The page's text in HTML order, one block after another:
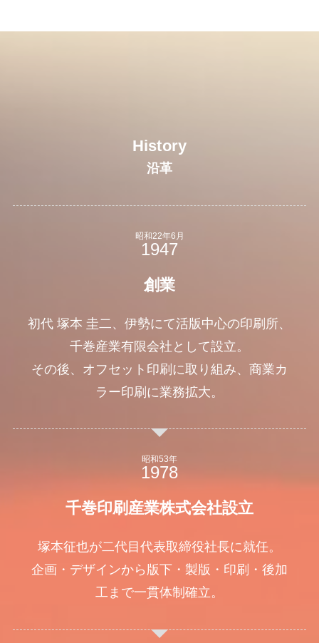
History
沿革
昭和22年6月
創業
初代 塚本 圭二、伊勢にて活版中心の印刷所、
千巻産業有限会社として設立。
その後、オフセット印刷に取り組み、商業カ
ラー印刷に業務拡大。
昭和53年
千巻印刷産業株式会社設立
塚本征也が二代目代表取締役社長に就任。
企画・デザインから版下・製版・印刷・後加
工まで一貫体制確立。